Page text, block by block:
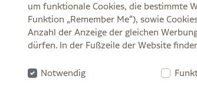
Service Versand und Lieferzeit
Zu Risiken und Nebenwirkungen lesen Sie die
* Ab 50 € Bestellwert sowie bei der Bestellung mit
um funktionale Cookies, die bestimmte
Funktion „Remember Me“), sowie
Anzahl der Anzeige der gleichen
dürfen. In der Fußzeile der Website
Notwendig